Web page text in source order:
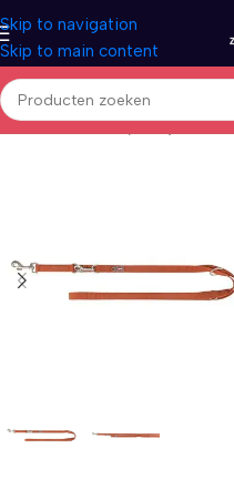
Skip to navigation
Skip to main content
Home/Honden/Nylon lijnen